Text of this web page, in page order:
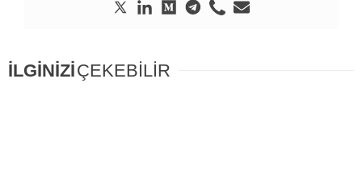
İLGİNİZİÇEKEBİLİR